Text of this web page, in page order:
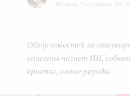
Monday, September 20,
Обзор новостей за
опасения насчет ИИ,
крипты, новые раунды.